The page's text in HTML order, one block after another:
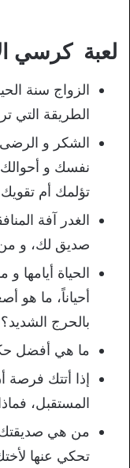
لعبة كرسي
الزواج سنة
الطريقة التي
الشكر و
نفسك و
تؤلمك أم
الغدر آفة
صديق لك، و
الحياة أيامها
أحياناً، ما
بالحرج الشديد؟
ما هي أفضل
إذا أتتك فرصة
المستقبل،
من هي صديقتك
تحكي عنها